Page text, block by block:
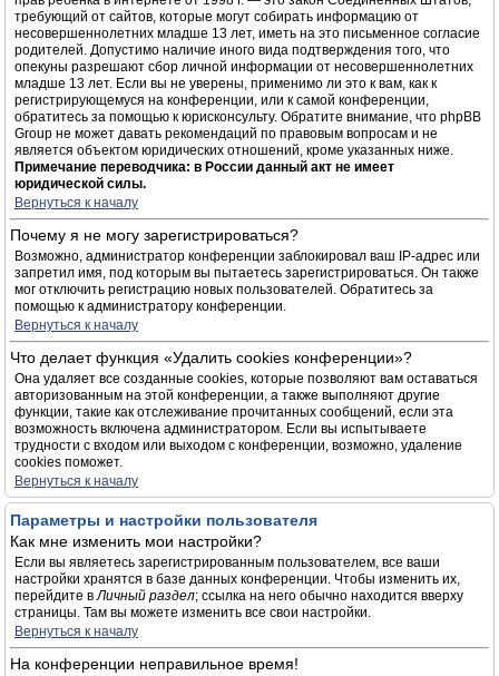
требующий от сайтов, которые могут собирать информацию от
несовершеннолетних младше 13 лет, иметь на это письменное согласие
родителей. Допустимо наличие иного вида подтверждения того, что
опекуны разрешают сбор личной информации от несовершеннолетних
младше 13 лет. Если вы не уверены, применимо ли это к вам, как к
регистрирующемуся на конференции, или к самой конференции,
обратитесь за помощью к юрисконсульту. Обратите внимание, что phpBB
Group не может давать рекомендаций по правовым вопросам и не
является объектом юридических отношений, кроме указанных ниже.
Примечание переводчика: в России данный акт не имеет
юридической силы.
Вернуться к началу
Почему я не могу зарегистрироваться?
Возможно, администратор конференции заблокировал ваш IP-адрес или
запретил имя, под которым вы пытаетесь зарегистрироваться. Он также
мог отключить регистрацию новых пользователей. Обратитесь за
помощью к администратору конференции.
Вернуться к началу
Что делает функция «Удалить cookies конференции»?
Она удаляет все созданные cookies, которые позволяют вам оставаться
авторизованным на этой конференции, а также выполняют другие
функции, такие как отслеживание прочитанных сообщений, если эта
возможность включена администратором. Если вы испытываете
трудности с входом или выходом с конференции, возможно, удаление
cookies поможет.
Вернуться к началу
Параметры и настройки пользователя
Как мне изменить мои настройки?
Если вы являетесь зарегистрированным пользователем, все ваши
настройки хранятся в базе данных конференции. Чтобы изменить их,
перейдите вЛичный раздел; ссылка на него обычно находится вверху
страницы. Там вы можете изменить все свои настройки.
Вернуться к началу
На конференции неправильное время!